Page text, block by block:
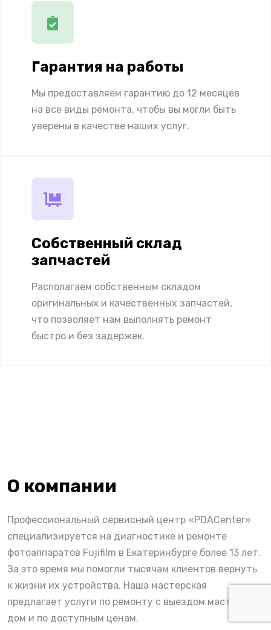
Гарантия на работы
Мы предоставляем гарантию до 12 месяцев
на все виды ремонта, чтобы вы могли быть
уверены в качестве наших услуг.
Собственный склад
запчастей
Располагаем собственным складом
оригинальных и качественных запчастей,
что позволяет нам выполнять ремонт
быстро и без задержек.
О компании
Профессиональный сервисный центр «PDACenter»
специализируется на диагностике и ремонте
фотоаппаратов Fujifilm в Екатеринбурге более 13 лет.
За это время мы помогли тысячам клиентов вернуть
к жизни их устройства. Наша мастерская
предлагает услуги по ремонту с выездом мастера на
дом и по доступным ценам.